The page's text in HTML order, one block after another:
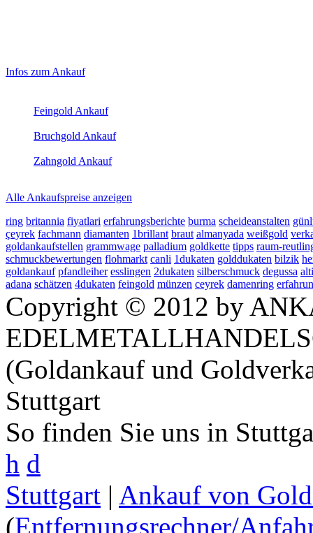
Sidebar
Infos zum Ankauf
Feingold Ankauf
Bruchgold Ankauf
Zahngold Ankauf
Alle Ankaufspreise anzeigen
ring britannia fiyatlari erfahrungsberichte burma scheideanstalten
çeyrek fachmann diamanten 1brillant braut almanyada weißgold
goldankaufstellen grammwage palladium goldkette tipps raum-
schmuckbewertungen flohmarkt canli 1dukaten golddukaten bilzik
goldankauf pfandleiher esslingen 2dukaten silberschmuck degussa
adana schätzen 4dukaten feingold münzen ceyrek damenring
Copyright © 2012 by
(Goldankauf und
Stuttgart
So finden Sie uns in
h d
Stuttgart | Ankauf von
(Entfernungsrechner/